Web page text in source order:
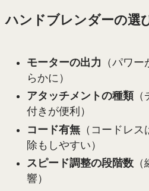
ハンドブレンダーの選
モーターの出力 （パワ
らかに）
アタッチメントの種類（
付きが便利）
コード有無（コードレス
除もしやすい）
スピード調整の段階数（
響）